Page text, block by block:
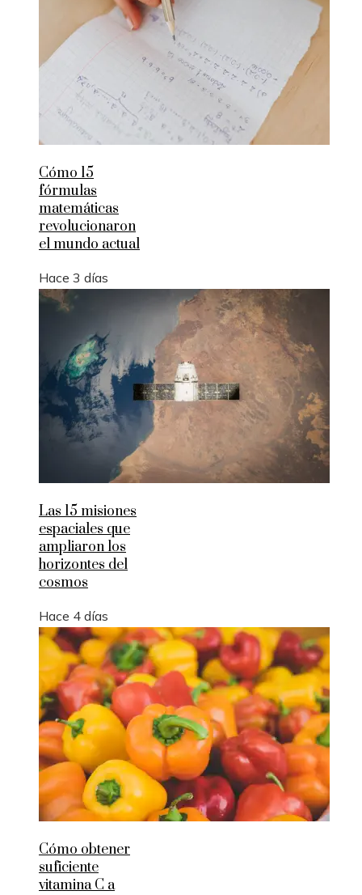
Cómo 15
fórmulas
matemáticas
revolucionaron
el mundo actual
Hace 3 días
Las 15 misiones
espaciales que
ampliaron los
horizontes del
cosmos
Hace 4 días
Cómo obtener
suficiente
vitamina C a